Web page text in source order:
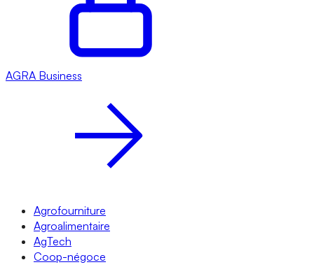
AGRA Business
Agrofourniture
Agroalimentaire
AgTech
Coop-négoce